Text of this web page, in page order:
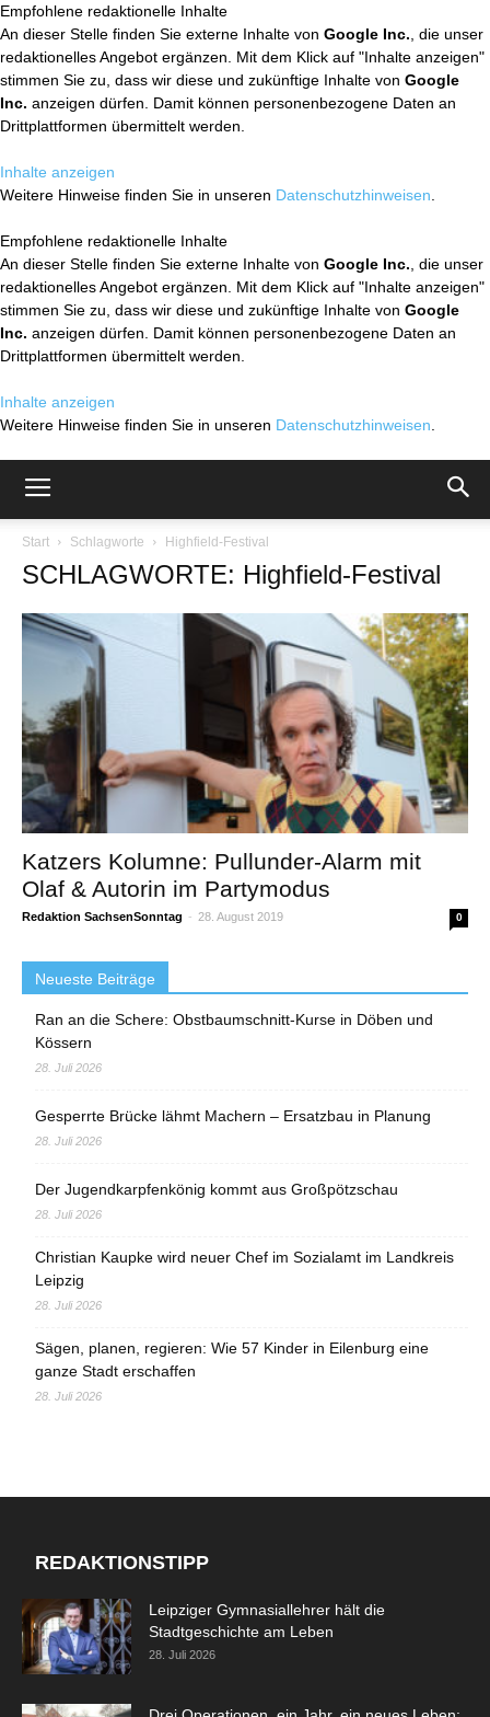
Empfohlene redaktionelle Inhalte
An dieser Stelle finden Sie externe Inhalte von Google Inc. , die unser
redaktionelles Angebot ergänzen. Mit dem Klick auf "Inhalte anzeigen"
stimmen Sie zu, dass wir diese und zukünftige Inhalte von Google
Inc. anzeigen dürfen. Damit können personenbezogene Daten an
Drittplattformen übermittelt werden.
Inhalte anzeigen
Weitere Hinweise finden Sie in unseren Datenschutzhinweisen
Empfohlene redaktionelle Inhalte
An dieser Stelle finden Sie externe Inhalte von Google Inc. , die unser
redaktionelles Angebot ergänzen. Mit dem Klick auf "Inhalte anzeigen"
stimmen Sie zu, dass wir diese und zukünftige Inhalte von Google
Inc. anzeigen dürfen. Damit können personenbezogene Daten an
Drittplattformen übermittelt werden.
Inhalte anzeigen
Weitere Hinweise finden Sie in unseren Datenschutzhinweisen
Start Schlagworte Highfield-Festival
SCHLAGWORTE: Highfield-Festival
Katzers Kolumne: Pullunder-Alarm mit
Olaf & Autorin im Partymodus
Redaktion SachsenSonntag - 28. August 2019 0
Neueste Beiträge
Ran an die Schere: Obstbaumschnitt-Kurse in Döben und
Kössern
28. Juli 2026
Gesperrte Brücke lähmt Machern – Ersatzbau in Planung
28. Juli 2026
Der Jugendkarpfenkönig kommt aus Großpötzschau
28. Juli 2026
Christian Kaupke wird neuer Chef im Sozialamt im Landkreis
Leipzig
28. Juli 2026
Sägen, planen, regieren: Wie 57 Kinder in Eilenburg eine
ganze Stadt erschaffen
28. Juli 2026
REDAKTIONSTIPP
Leipziger Gymnasiallehrer hält die
Stadtgeschichte am Leben
28. Juli 2026